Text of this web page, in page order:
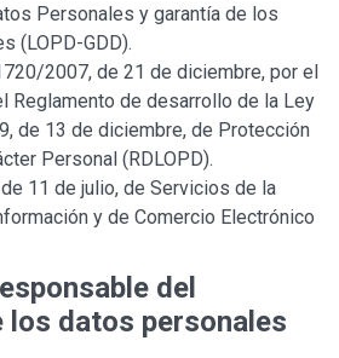
Personales y garantía de los
(LOPD-GDD).
2007, de 21 de diciembre, por el
Reglamento de desarrollo de la Ley
de 13 de diciembre, de Protección
Personal (RDLOPD).
11 de julio, de Servicios de la
y de Comercio Electrónico
del
datos personales